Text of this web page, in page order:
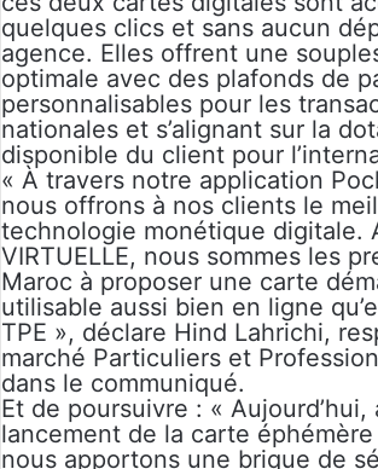
quelques clics et sans aucun
agence. Elles offrent une
optimale avec des plafonds de
personnalisables pour les
nationales et s’alignant sur la
disponible du client pour
« À travers notre application
nous offrons à nos clients le
technologie monétique digitale.
VIRTUELLE, nous sommes les
Maroc à proposer une carte
utilisable aussi bien en ligne
TPE », déclare Hind Lahrichi,
marché Particuliers et
dans le communiqué.
Et de poursuivre : « Aujourd’hui,
lancement de la carte éphémère
nous apportons une brique de